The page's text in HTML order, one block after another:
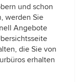
und schon
werden Sie
Angebote
die Sie von
erhalten